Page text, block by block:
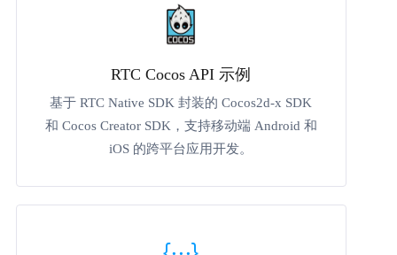
RTC Cocos API 示例
基于 RTC Native SDK 封装的 Cocos2d-x SDK
和 Cocos Creator SDK，支持移动端 Android 和
iOS 的跨平台应用开发。